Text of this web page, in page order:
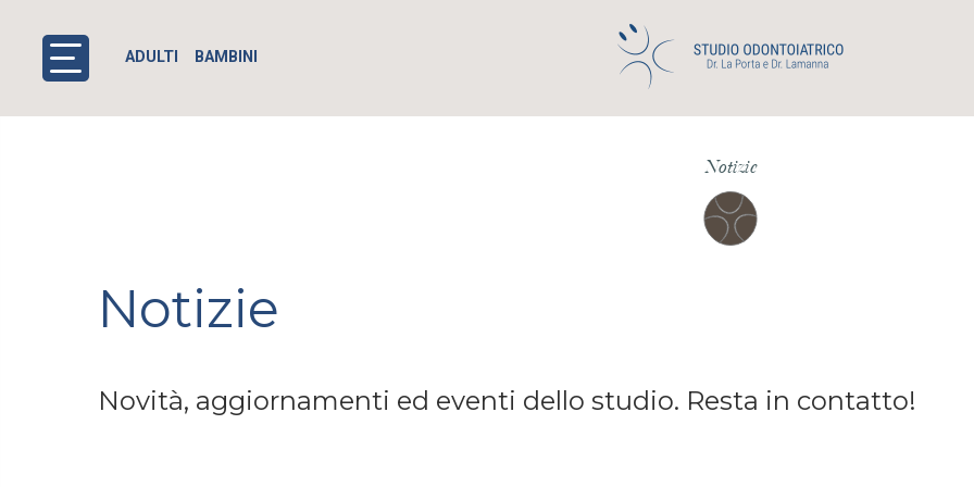
ADULTI BAMBINI
Notizie
Notizie
Novità, aggiornamenti ed eventi dello studio. Resta in contatto!